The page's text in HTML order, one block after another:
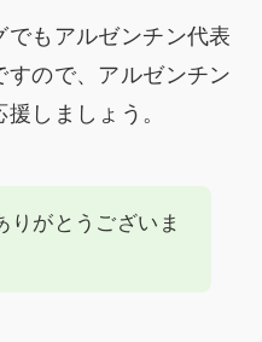
もアルゼンチン代表
ので、アルゼンチン
しましょう。
りがとうございま